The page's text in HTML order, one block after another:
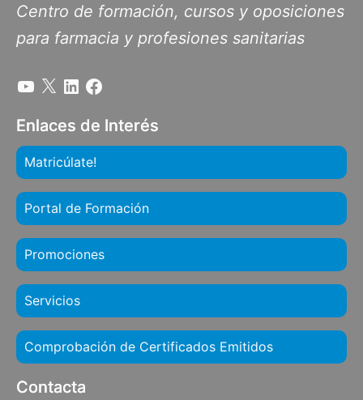
Centro de formación, cursos y oposiciones
para farmacia y profesiones sanitarias
Enlaces de Interés
Matricúlate!
Portal de Formación
Promociones
Servicios
Comprobación de Certificados Emitidos
Contacta